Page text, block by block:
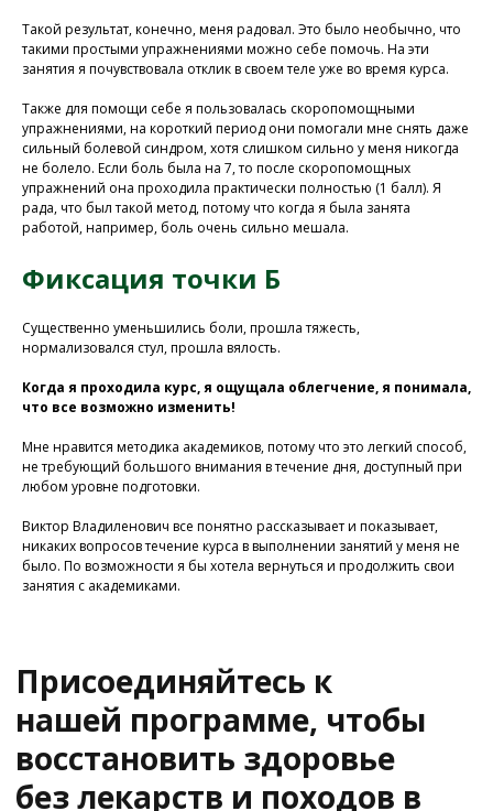
Такой результат, конечно, меня радовал. Это было необычно, что
такими простыми упражнениями можно себе помочь. На эти
занятия я почувствовала отклик в своем теле уже во время курса.
Также для помощи себе я пользовалась скоропомощными
упражнениями, на короткий период они помогали мне снять даже
сильный болевой синдром, хотя слишком сильно у меня никогда
не болело. Если боль была на 7, то после скоропомощных
упражнений она проходила практически полностью (1 балл). Я
рада, что был такой метод, потому что когда я была занята
работой, например, боль очень сильно мешала.
Фиксация точки Б
Существенно уменьшились боли, прошла тяжесть,
нормализовался стул, прошла вялость.
Когда я проходила курс, я ощущала облегчение, я понимала,
что все возможно изменить!
Мне нравится методика академиков, потому что это легкий способ,
не требующий большого внимания в течение дня, доступный при
любом уровне подготовки.
Виктор Владиленович все понятно рассказывает и показывает,
никаких вопросов течение курса в выполнении занятий у меня не
было. По возможности я бы хотела вернуться и продолжить свои
занятия с академиками.
Присоединяйтесь к
нашей программе, чтобы
восстановить здоровье
без лекарств и походов в
поликлинику
У Вас остались вопросы?
Хотите проконсультироваться
с нашим специалистом?
Задать вопрос
Программа восстановления здоровья